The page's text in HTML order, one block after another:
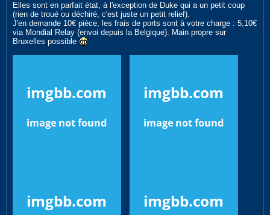
Elles sont en parfait état, à l'exception de Duke qui a un petit coup
(rien de troué ou déchiré, c'est juste un petit relief).
J'en demande 10€ pièce, les frais de ports sont à votre charge : 5,10€
via Mondial Relay (envoi depuis la Belgique). Main propre sur
Bruxelles possible